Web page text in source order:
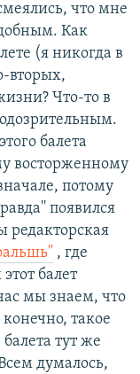
что мне
Как
(я никогда в
вторых,
Что-то в
балета
восторженному
потому
появился
редакторская
, где
балет
мы знаем, что
такое
тут же
думалось,